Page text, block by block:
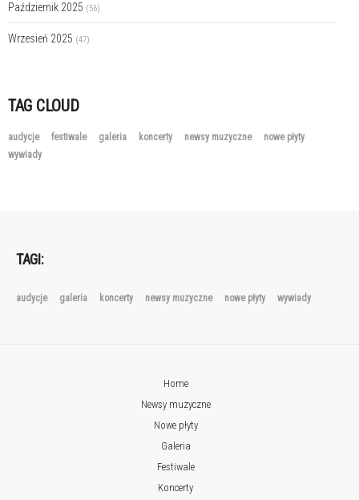
Październik 2025 (56)
Wrzesień 2025 (47)
TAG CLOUD
audycje festiwale galeria koncerty newsy muzyczne
nowe płyty
wywiady
TAGI:
audycje galeria koncerty newsy muzyczne nowe płyty wywiady
Home
Newsy muzyczne
Nowe płyty
Galeria
Festiwale
Koncerty